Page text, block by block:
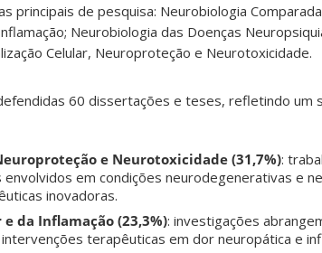
principais de pesquisa: Neurobiologia
Neurobiologia das Doenças
Celular, Neuroproteção e Neurotoxicidade.
60 dissertações e teses, refletindo um
e Neurotoxicidade (31,7%):
envolvidos em condições neurodegenerativas e
inovadoras.
da Inflamação (23,3%): investigações
terapêuticas em dor neuropática e